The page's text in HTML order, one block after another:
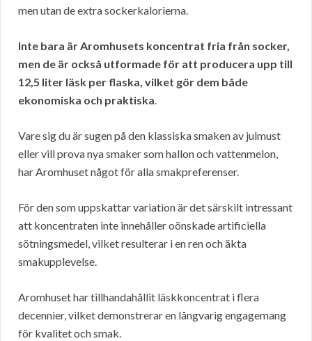
men utan de extra sockerkalorierna.
Inte bara är Aromhusets koncentrat fria från socker,
men de är också utformade för att producera upp till
12,5 liter läsk per flaska, vilket gör dem både
ekonomiska och praktiska.
Vare sig du är sugen på den klassiska smaken av julmust
eller vill prova nya smaker som hallon och vattenmelon,
har Aromhuset något för alla smakpreferenser.
För den som uppskattar variation är det särskilt intressant
att koncentraten inte innehåller oönskade artificiella
sötningsmedel, vilket resulterar i en ren och äkta
smakupplevelse.
Aromhuset har tillhandahållit läskkoncentrat i flera
decennier, vilket demonstrerar en långvarig engagemang
för kvalitet och smak.